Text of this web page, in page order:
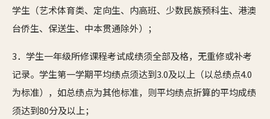
学生（艺术体育类、定向生、内高班、少数民族预科生、港澳
台侨生、保送生、中本贯通除外）；
3．学生一年级所修课程考试成绩须全部及格，无重修或补考
记录。学生第一学期平均绩点须达到3.0及以上（以总绩点4.0
为标准），如总绩点为其他标准，则平均绩点折算的平均成绩
须达到80分及以上；